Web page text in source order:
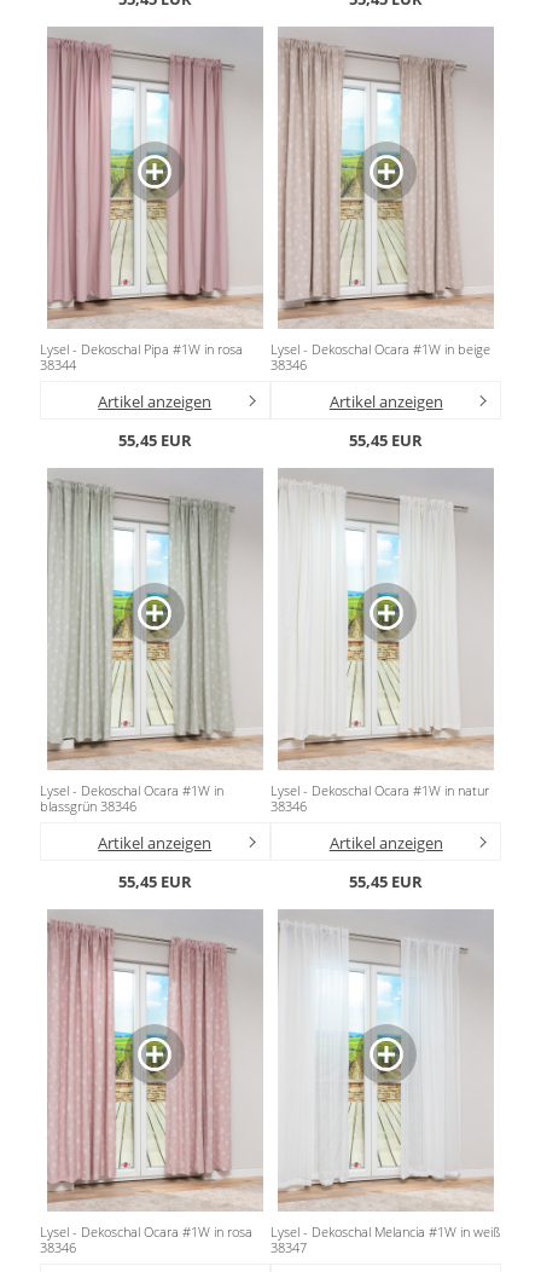
Lysel - Dekoschal Pipa #1W in rosa
38344
Artikel anzeigen
55,45 EUR
Lysel - Dekoschal Ocara #1W in beige
38346
Artikel anzeigen
55,45 EUR
Lysel - Dekoschal Ocara #1W in
blassgrün 38346
Artikel anzeigen
55,45 EUR
Lysel - Dekoschal Ocara #1W in natur
38346
Artikel anzeigen
55,45 EUR
Lysel - Dekoschal Ocara #1W in rosa
38346
Lysel - Dekoschal Melancia #1W in weiß
38347